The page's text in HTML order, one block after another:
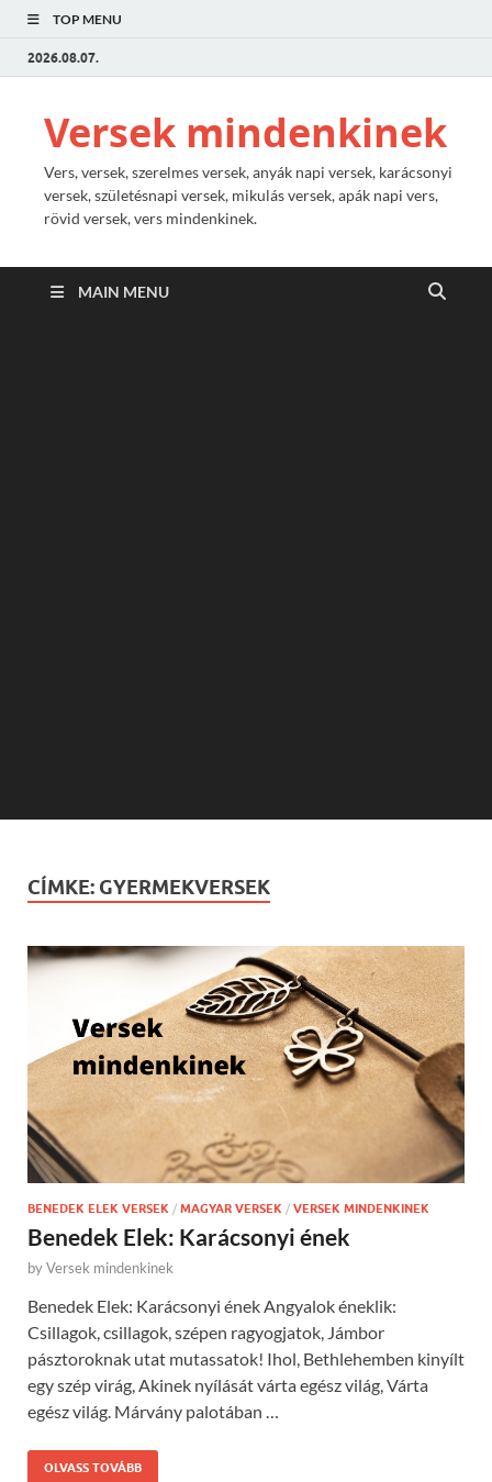
TOP MENU
2026.08.07.
Versek mindenkinek
Vers, versek, szerelmes versek, anyák napi versek, karácsonyi
versek, születésnapi versek, mikulás versek, apák napi vers,
rövid versek, vers mindenkinek.
MAIN MENU
CÍMKE: GYERMEKVERSEK
BENEDEK ELEK VERSEK / MAGYAR VERSEK / VERSEK MINDENKINEK
Benedek Elek: Karácsonyi ének
byVersek mindenkinek
Benedek Elek: Karácsonyi ének Angyalok éneklik:
Csillagok, csillagok, szépen ragyogjatok, Jámbor
pásztoroknak utat mutassatok! Ihol, Bethlehemben kinyílt
egy szép virág, Akinek nyílását várta egész világ, Várta
egész világ. Márvány palotában …
OLVASS TOVÁBB